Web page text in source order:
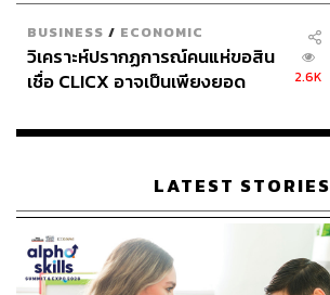
BUSINESS / ECONOMIC
วิเคราะห์ปรากฏการณ์คนแห่ขอสิน
เชื่อ CLICX อาจเป็นเพียงยอด
เรือนไทยที่ถูกซุกไว้
2.6K
LATEST STORIES